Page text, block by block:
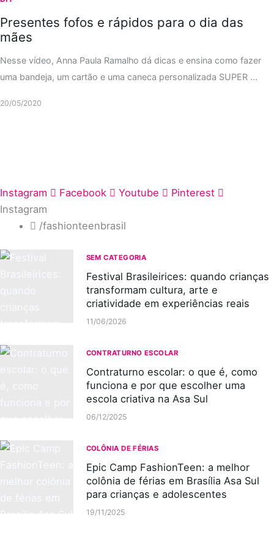
Presentes fofos e rápidos para o dia das
mães
Nesse vídeo, Anna Paula Ramalho dá dicas e ensina como fazer
uma bandeja, um cartão e uma caneca personalizada SUPER ...
20/05/2020
Instagram Facebook Youtube
Pinterest
Instagram
/fashionteenbrasil
SEM CATEGORIA
Festival Brasileirices: quando crianças
transformam cultura, arte e
criatividade em experiências reais
11/06/2026
CONTRATURNO ESCOLAR
Contraturno escolar: o que é, como
funciona e por que escolher uma
escola criativa na Asa Sul
06/12/2025
COLÔNIA DE FÉRIAS
Epic Camp FashionTeen: a melhor
colônia de férias em Brasília Asa Sul
para crianças e adolescentes
19/11/2025